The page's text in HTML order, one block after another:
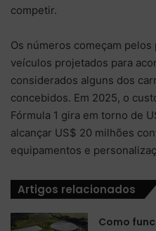
competir.
Os números começam
veículos projetados para
considerados alguns dos
concebidos. Em 2025, o
Fórmula 1 gira em torno de
alcançar US$ 20 milhões
equipamentos e
Artigos relacionados
Como